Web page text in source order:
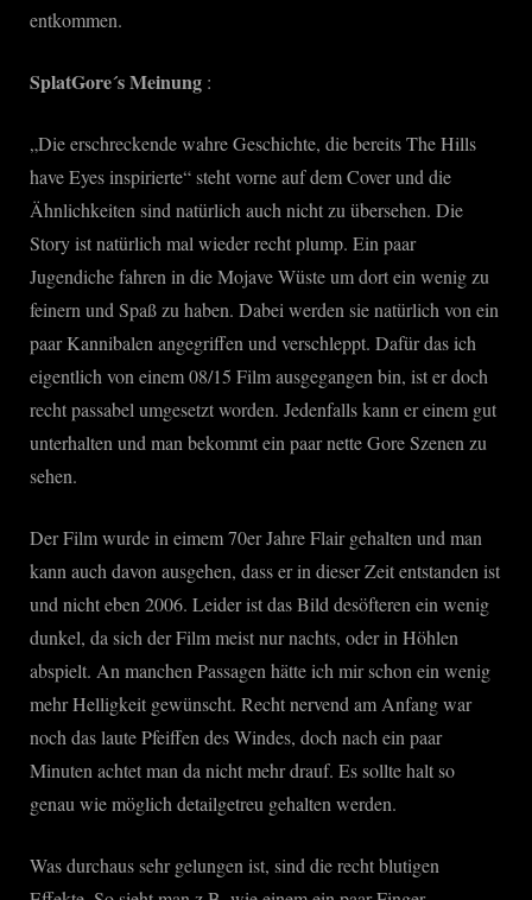
entkommen.
SplatGore´s Meinung :
„Die erschreckende wahre Geschichte, die bereits The Hills
have Eyes inspirierte“ steht vorne auf dem Cover und die
Ähnlichkeiten sind natürlich auch nicht zu übersehen. Die
Story ist natürlich mal wieder recht plump. Ein paar
Jugendiche fahren in die Mojave Wüste um dort ein wenig zu
feinern und Spaß zu haben. Dabei werden sie natürlich von ein
paar Kannibalen angegriffen und verschleppt. Dafür das ich
eigentlich von einem 08/15 Film ausgegangen bin, ist er doch
recht passabel umgesetzt worden. Jedenfalls kann er einem gut
unterhalten und man bekommt ein paar nette Gore Szenen zu
sehen.
Der Film wurde in eimem 70er Jahre Flair gehalten und man
kann auch davon ausgehen, dass er in dieser Zeit entstanden ist
und nicht eben 2006. Leider ist das Bild desöfteren ein wenig
dunkel, da sich der Film meist nur nachts, oder in Höhlen
abspielt. An manchen Passagen hätte ich mir schon ein wenig
mehr Helligkeit gewünscht. Recht nervend am Anfang war
noch das laute Pfeiffen des Windes, doch nach ein paar
Minuten achtet man da nicht mehr drauf. Es sollte halt so
genau wie möglich detailgetreu gehalten werden.
Was durchaus sehr gelungen ist, sind die recht blutigen